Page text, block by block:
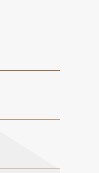
do ciała,